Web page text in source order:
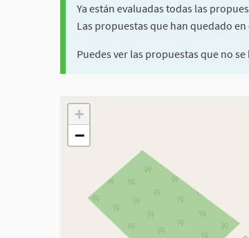
Ya están evaluadas todas las
Las propuestas que han quedado
Puedes ver las propuestas que no
El siguiente elemento es un mapa que
+
−